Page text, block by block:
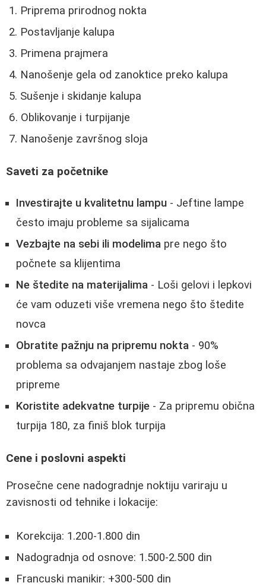
Priprema prirodnog nokta
Postavljanje kalupa
Primena prajmera
Nanošenje gela od zanoktice preko kalupa
Sušenje i skidanje kalupa
Oblikovanje i turpijanje
Nanošenje završnog sloja
Saveti za početnike
Investirajte u kvalitetnu lampu - Jeftine lampe
često imaju probleme sa sijalicama
Vezbajte na sebi ili modelima pre nego što
počnete sa klijentima
Ne štedite na materijalima - Loši gelovi i lepkovi
će vam oduzeti više vremena nego što štedite
novca
Obratite pažnju na pripremu nokta - 90%
problema sa odvajanjem nastaje zbog loše
pripreme
Koristite adekvatne turpije - Za pripremu obična
turpija 180, za finiš blok turpija
Cene i poslovni aspekti
Prosečne cene nadogradnje noktiju variraju u
zavisnosti od tehnike i lokacije:
Korekcija: 1.200-1.800 din
Nadogradnja od osnove: 1.500-2.500 din
Francuski manikir: +300-500 din